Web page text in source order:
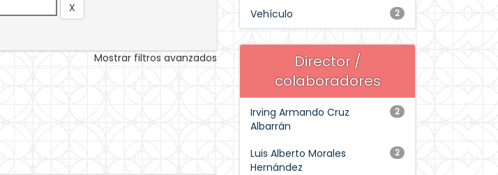
Mostrar filtros avanzados
2
Vehículo
Director /
colaboradores
2
Irving Armando Cruz
Albarrán
2
Luis Alberto Morales
Hernández